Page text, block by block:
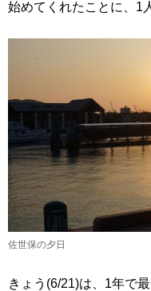
始めてくれたことに、1
佐世保の夕日
きょう(6/21)は、1年で